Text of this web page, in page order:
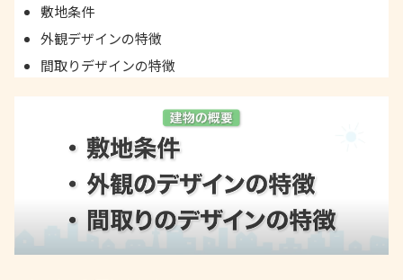
敷地条件
外観デザインの特徴
間取りデザインの特徴